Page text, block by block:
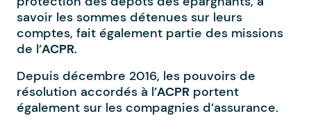
savoir les sommes détenues sur leurs
comptes, fait également partie des missions
de l’ACPR.
Depuis décembre 2016, les pouvoirs de
résolution accordés à l’ACPR portent
également sur les compagnies d’assurance.